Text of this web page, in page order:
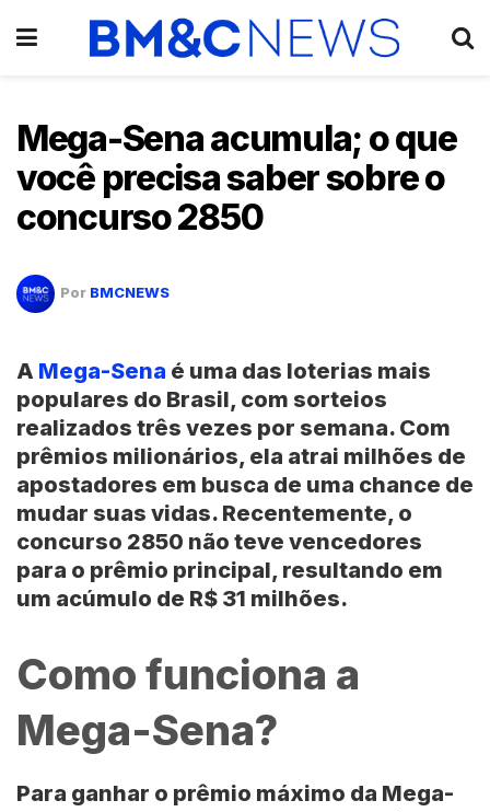
Mega-Sena acumula; o que
você precisa saber sobre o
concurso 2850
Por BMCNEWS
A Mega-Sena é uma das loterias mais
populares do Brasil, com sorteios
realizados três vezes por semana. Com
prêmios milionários, ela atrai milhões de
apostadores em busca de uma chance de
mudar suas vidas. Recentemente, o
concurso 2850 não teve vencedores
para o prêmio principal, resultando em
um acúmulo de R$ 31 milhões.
Como funciona a
Mega-Sena?
Para ganhar o prêmio máximo da Mega-